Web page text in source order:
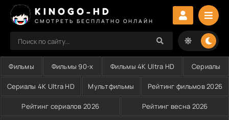
KINOGO-HD
СМОТРЕТЬ БЕСПЛАТНО ОНЛАЙН
Фильмы Фильмы 90-х Фильмы 4K Ultra HD Сериалы
Сериалы 4K Ultra HD Мультфильмы Рейтинг фильмов 2026
Рейтинг сериалов 2026 Рейтинг весна 2026